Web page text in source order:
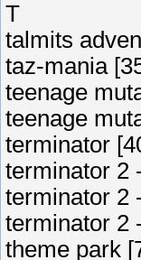
T
talmits
taz-mania
teenage
teenage
terminator
terminator 2
terminator 2
terminator 2
theme park